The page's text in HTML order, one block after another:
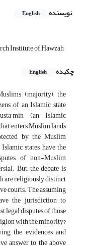
نویسنده English
Institute of Hawzah
چکیده
English
(majority), the
of an Islamic state
(an Islamic
enters Muslim lands
by the Muslim
states have the
of non-Muslim
But, the debate is
are religiously distinct
courts. The assuming
the jurisdiction to
legal disputes of those
with the minority?
the evidences and
answer to the above